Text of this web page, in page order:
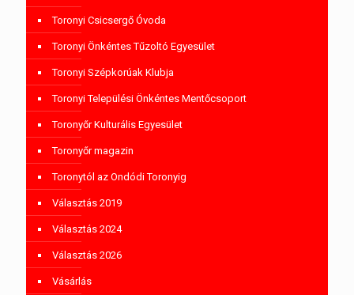
Toronyi Csicsergő Óvoda
Toronyi Önkéntes Tűzoltó Egyesület
Toronyi Szépkorúak Klubja
Toronyi Települési Önkéntes Mentőcsoport
Toronyőr Kulturális Egyesület
Toronyőr magazin
Toronytól az Ondódi Toronyig
Választás 2019
Választás 2024
Választás 2026
Vásárlás